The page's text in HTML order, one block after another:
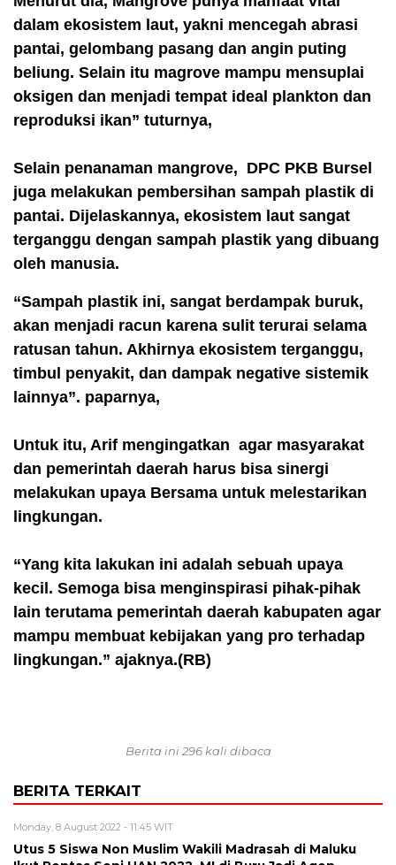
dalam ekosistem laut, yakni mencegah abrasi
pantai, gelombang pasang dan angin puting
beliung. Selain itu magrove mampu mensuplai
oksigen dan menjadi tempat ideal plankton dan
reproduksi ikan” tuturnya,
Selain penanaman mangrove, DPC PKB Bursel
juga melakukan pembersihan sampah plastik di
pantai. Dijelaskannya, ekosistem laut sangat
terganggu dengan sampah plastik yang dibuang
oleh manusia.
“Sampah plastik ini, sangat berdampak buruk,
akan menjadi racun karena sulit terurai selama
ratusan tahun. Akhirnya ekosistem terganggu,
timbul penyakit, dan dampak negative sistemik
lainnya”. paparnya,
Untuk itu, Arif mengingatkan agar masyarakat
dan pemerintah daerah harus bisa sinergi
melakukan upaya Bersama untuk melestarikan
lingkungan.
“Yang kita lakukan ini adalah sebuah upaya
kecil. Semoga bisa menginspirasi pihak-pihak
lain terutama pemerintah daerah kabupaten agar
mampu membuat kebijakan yang pro terhadap
lingkungan.” ajaknya.(RB)
Berita ini 296 kali dibaca
BERITA TERKAIT
Monday, 8 August 2022 - 11:45 WIT
Utus 5 Siswa Non Muslim Wakili Madrasah di Maluku